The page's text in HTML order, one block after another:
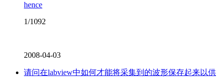
hence
1/1092
2008-04-03
请问在labview中如何才能将采集到的波形保存起来以供